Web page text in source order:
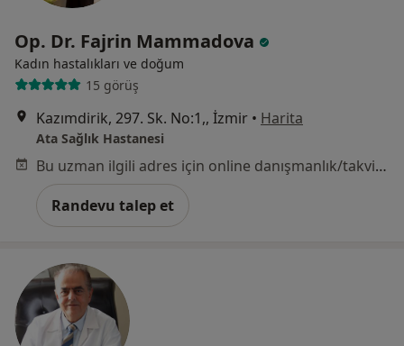
Op. Dr. Fajrin Mammadova
Kadın hastalıkları ve doğum
15 görüş
Kazımdirik, 297. Sk. No:1,, İzmir • Harita
Ata Sağlık Hastanesi
Bu uzman ilgili adres için online danışmanlık/takvim sunmuyor.
Randevu talep et